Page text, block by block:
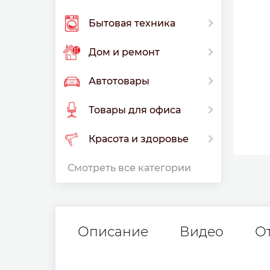
Бытовая техника
Дом и ремонт
Автотовары
Товары для офиса
Красота и здоровье
Смотреть все категории
Описание Видео